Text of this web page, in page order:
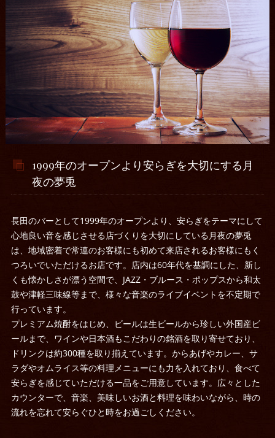
1999年のオープンより安らぎを大切にする月
夜の夢兎
長田のバーとして1999年のオープンより、安らぎをテーマにして
心地良い音を感じさせる店づくりを大切にしている月夜の夢兎
は、地域密着で常連のお客様にも初めて来店されるお客様にもく
つろいでいただけるお店です。店内は60年代を基調にした、新し
くも懐かしさが漂う空間で、JAZZ・ブルース・ポップスから和太
鼓や津軽三味線等まで、様々な音楽のライブイベントを不定期で
行っています。
プレミアム焼酎をはじめ、ビールは生ビールから珍しい外国産ビ
ールまで、ワインや日本酒もこだわりの銘酒を取り寄せており、
ドリンクは約300種を取り揃えています。からあげやカレー、サ
ラダやオムライス等の料理メニューにも力を入れており、食べて
安らぎを感じていただける一品をご用意しています。広々とした
カウンターで、音楽、美味しいお酒と料理を味わいながら、時の
流れを忘れて安らぐひと時をお過ごしください。